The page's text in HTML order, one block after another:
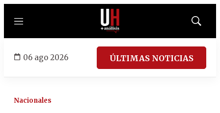
Menú
Mostrar
06 ago 2026 ÚLTIMAS NOTICIAS
Nacionales